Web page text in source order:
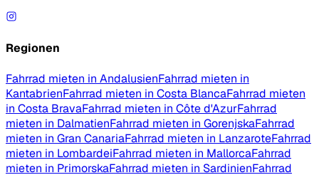
Regionen
Fahrrad mieten in AndalusienFahrrad mieten in
KantabrienFahrrad mieten in Costa BlancaFahrrad mieten
in Costa BravaFahrrad mieten in Côte d'AzurFahrrad
mieten in DalmatienFahrrad mieten in GorenjskaFahrrad
mieten in Gran CanariaFahrrad mieten in LanzaroteFahrrad
mieten in LombardeiFahrrad mieten in MallorcaFahrrad
mieten in PrimorskaFahrrad mieten in SardinienFahrrad